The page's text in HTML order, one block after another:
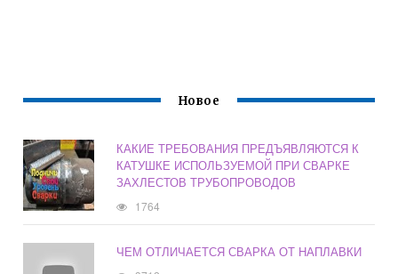
Новое
КАКИЕ ТРЕБОВАНИЯ ПРЕДЪЯВЛЯЮТСЯ К
КАТУШКЕ ИСПОЛЬЗУЕМОЙ ПРИ СВАРКЕ
ЗАХЛЕСТОВ ТРУБОПРОВОДОВ
1764
ЧЕМ ОТЛИЧАЕТСЯ СВАРКА ОТ НАПЛАВКИ